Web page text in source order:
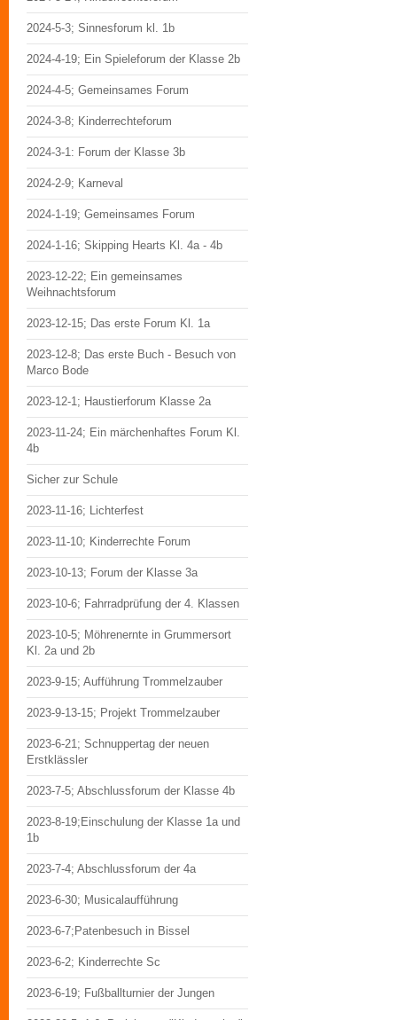
2024-5-3; Sinnesforum kl. 1b
2024-4-19; Ein Spieleforum der Klasse 2b
2024-4-5; Gemeinsames Forum
2024-3-8; Kinderrechteforum
2024-3-1: Forum der Klasse 3b
2024-2-9; Karneval
2024-1-19; Gemeinsames Forum
2024-1-16; Skipping Hearts Kl. 4a - 4b
2023-12-22; Ein gemeinsames
Weihnachtsforum
2023-12-15; Das erste Forum Kl. 1a
2023-12-8; Das erste Buch - Besuch von
Marco Bode
2023-12-1; Haustierforum Klasse 2a
2023-11-24; Ein märchenhaftes Forum Kl.
4b
Sicher zur Schule
2023-11-16; Lichterfest
2023-11-10; Kinderrechte Forum
2023-10-13; Forum der Klasse 3a
2023-10-6; Fahrradprüfung der 4. Klassen
2023-10-5; Möhrenernte in Grummersort
Kl. 2a und 2b
2023-9-15; Aufführung Trommelzauber
2023-9-13-15; Projekt Trommelzauber
2023-6-21; Schnuppertag der neuen
Erstklässler
2023-7-5; Abschlussforum der Klasse 4b
2023-8-19;Einschulung der Klasse 1a und
1b
2023-7-4; Abschlussforum der 4a
2023-6-30; Musicalaufführung
2023-6-7;Patenbesuch in Bissel
2023-6-2; Kinderrechte Sc
2023-6-19; Fußballturnier der Jungen